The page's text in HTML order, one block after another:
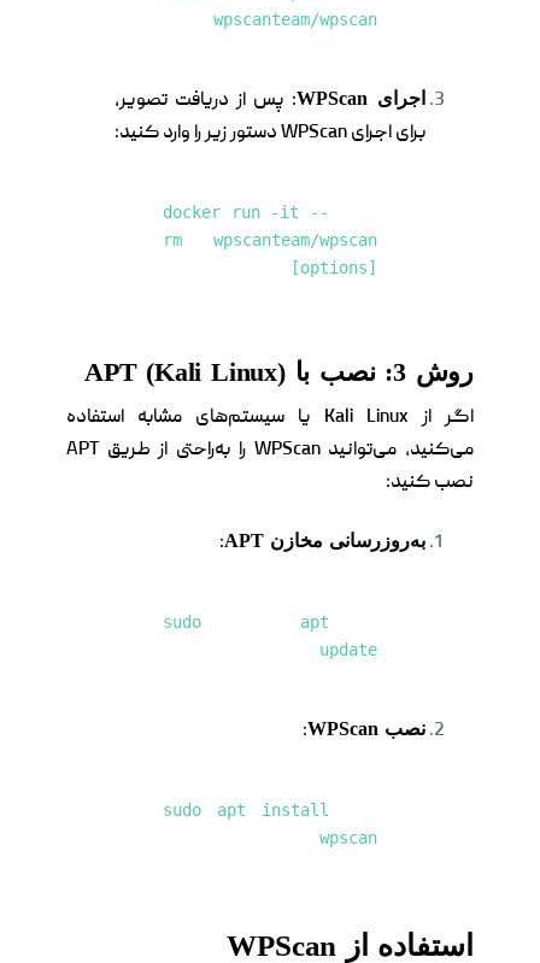
wpscanteam/wpscan
اجرای WPScan
: پس از دریافت تصویر،
برای اجرای WPScan دستور زیر را وارد کنید:
docker run -it --
rm wpscanteam/wpscan
[options]
روش 3: نصب با APT (Kali Linux)
اگر از Kali Linux یا سیستم‌های مشابه استفاده
می‌کنید، می‌توانید WPScan را به‌راحتی از طریق APT
نصب کنید:
به‌روزرسانی مخازن APT :
sudo apt
update
نصب WPScan :
sudo apt install
wpscan
استفاده از WPScan